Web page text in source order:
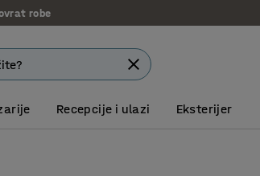
robe
Recepcije i ulazi Eksterijer